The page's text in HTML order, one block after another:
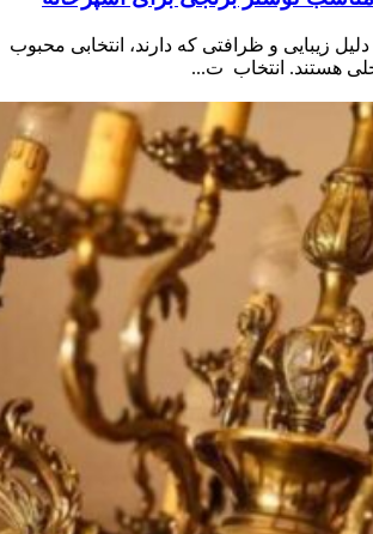
زیبایی و ظرافتی که دارند، انتخابی محبوب
هستند. انتخاب ت...